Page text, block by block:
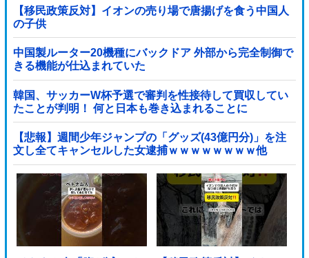
【移民政策反対】イオンの売り場で唐揚げを食う中国人
の子供
中国製ルーター20機種にバックドア 外部から完全制御で
きる機能が仕込まれていた
韓国、サッカーW杯予選で審判を性接待して買収してい
たことが判明！ 何と日本も巻き込まれることに
【悲報】週間少年ジャンプの「グッズ(43億円分)」を注
文し全てキャンセルした女逮捕ｗｗｗｗｗｗｗｗ他